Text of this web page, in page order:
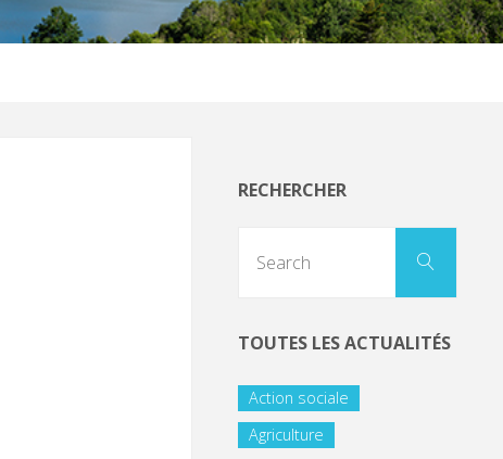
RECHERCHER
TOUTES LES ACTUALITÉS
Action sociale
Agriculture